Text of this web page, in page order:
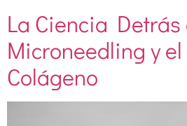
La Ciencia Detrás
Microneedling y
Colágeno